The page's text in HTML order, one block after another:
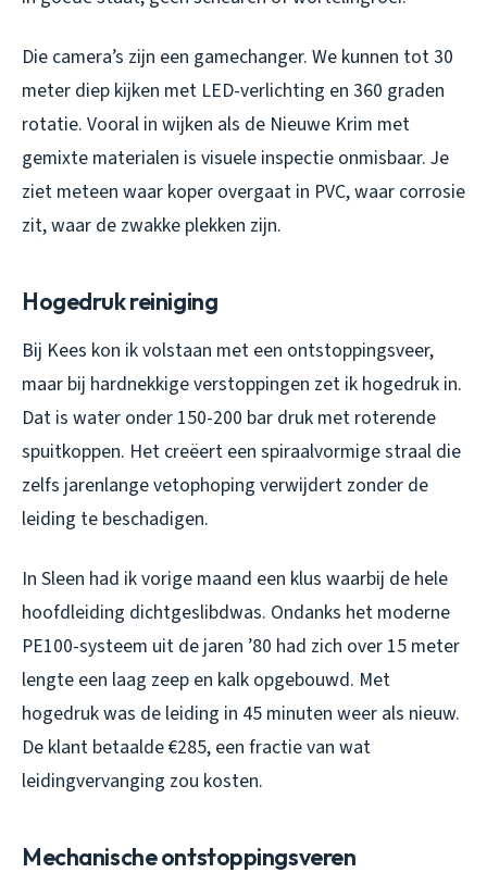
Die camera’s zijn een gamechanger. We kunnen tot 30
meter diep kijken met LED-verlichting en 360 graden
rotatie. Vooral in wijken als de Nieuwe Krim met
gemixte materialen is visuele inspectie onmisbaar. Je
ziet meteen waar koper overgaat in PVC, waar corrosie
zit, waar de zwakke plekken zijn.
Hogedruk reiniging
Bij Kees kon ik volstaan met een ontstoppingsveer,
maar bij hardnekkige verstoppingen zet ik hogedruk in.
Dat is water onder 150-200 bar druk met roterende
spuitkoppen. Het creëert een spiraalvormige straal die
zelfs jarenlange vetophoping verwijdert zonder de
leiding te beschadigen.
In Sleen had ik vorige maand een klus waarbij de hele
hoofdleiding dichtgeslibdwas. Ondanks het moderne
PE100-systeem uit de jaren ’80 had zich over 15 meter
lengte een laag zeep en kalk opgebouwd. Met
hogedruk was de leiding in 45 minuten weer als nieuw.
De klant betaalde €285, een fractie van wat
leidingvervanging zou kosten.
Mechanische ontstoppingsveren